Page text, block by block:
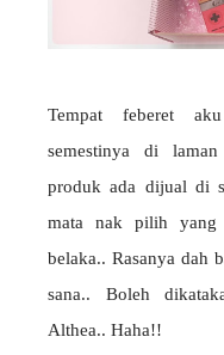
Tempat feberet
semestinya di
produk ada dijual di
mata nak pilih yang
belaka.. Rasanya dah
sana.. Boleh
Althea.. Haha!!